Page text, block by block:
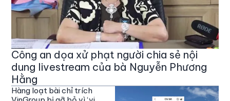
Công an dọa xử phạt người chia sẻ nội
dung livestream của bà Nguyễn Phương
Hằng
Hàng loạt bài chỉ trích